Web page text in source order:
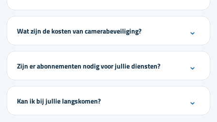
Wat zijn de kosten van camerabeveiliging? ⌄
Zijn er abonnementen nodig voor jullie diensten? ⌄
Kan ik bij jullie langskomen? ⌄